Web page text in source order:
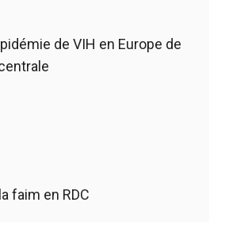
de VIH en Europe de
faim en RDC